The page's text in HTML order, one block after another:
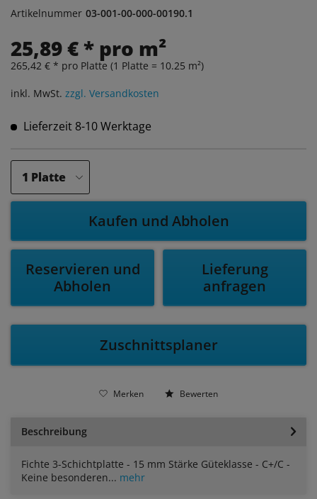
Artikelnummer 03-001-00-000-00190.1
25,89 € * pro m²
265,42 € * pro Platte (1 Platte = 10.25 m²)
inkl. MwSt. zzgl. Versandkosten
Lieferzeit 8-10 Werktage
Kaufen und Abholen
Reservieren und
Abholen
Lieferung
anfragen
Zuschnittsplaner
Merken Bewerten
Beschreibung
Fichte 3-Schichtplatte - 15 mm Stärke Güteklasse - C+/C -
Keine besonderen... mehr